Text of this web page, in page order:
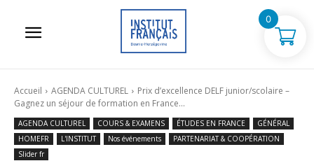
Accueil AGENDA CULTUREL
Prix d’excellence DELF junior/scolaire –
Gagnez un séjour de formation en France...
AGENDA CULTUREL COURS & EXAMENS ÉTUDES EN FRANCE
GÉNÉRAL
HOMEFR
L'INSTITUT Nos événements
PARTENARIAT & COOPÉRATION
Slider fr
0